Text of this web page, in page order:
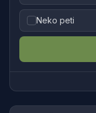
Neko peti